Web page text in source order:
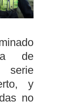
de
y
no